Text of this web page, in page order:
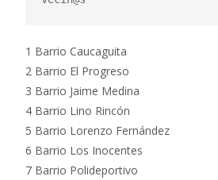
1 Barrio Caucaguita
2 Barrio El Progreso
3 Barrio Jaime Medina
4 Barrio Lino Rincón
5 Barrio Lorenzo Fernández
6 Barrio Los Inocentes
7 Barrio Polideportivo